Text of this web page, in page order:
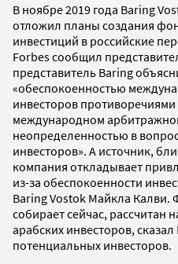
В ноябре 2019 года Baring
отложил планы создания
инвестиций в российские
Forbes сообщил
представитель Baring
«обеспокоенностью
инвесторов противоречиями
международном
неопределенностью в
инвесторов». А источник,
компания откладывает
из-за обеспокоенности
Baring Vostok Майкла
собирает сейчас, рассчитан
арабских инвесторов,
потенциальных инвесторов.